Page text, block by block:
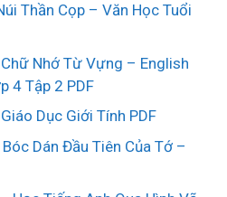
Thần Cọp – Văn Học Tuổi
Nhớ Từ Vựng – English
4 Tập 2 PDF
Dục Giới Tính PDF
Dán Đầu Tiên Của Tớ –